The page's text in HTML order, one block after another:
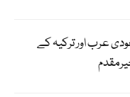
عرب اور ترکیہ کے